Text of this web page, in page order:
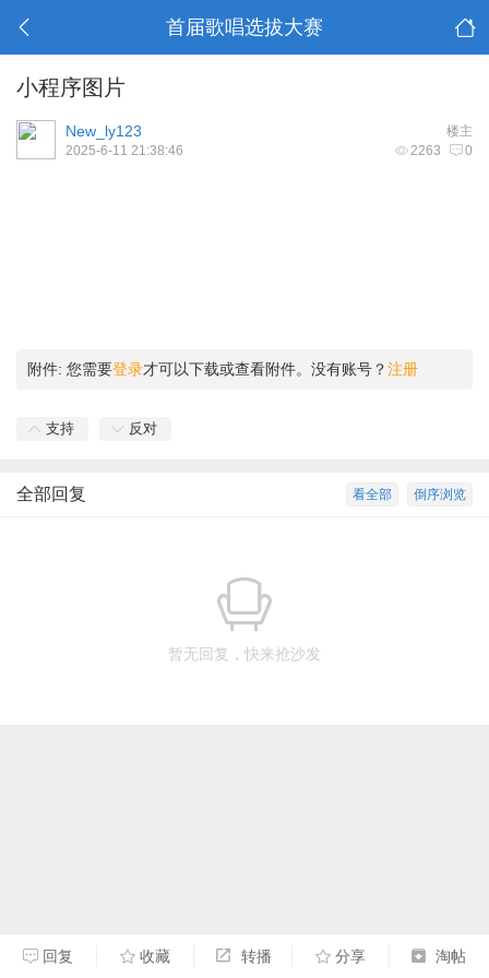
首届歌唱选拔大赛
小程序图片
楼主
New_ly123
2263 0
2025-6-11 21:38:46
附件: 您需要登录才可以下载或查看附件。没有账号？注册
支持 反对
倒序浏览
看全部
全部回复
暂无回复，快来抢沙发
回复 收藏 转播 分享 淘帖